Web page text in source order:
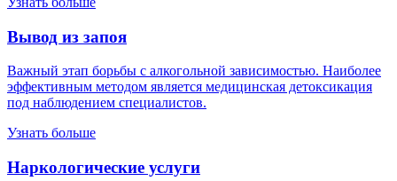
Вывод из запоя
Важный этап борьбы с алкогольной зависимостью. Наиболее
эффективным методом является медицинская детоксикация
под наблюдением специалистов.
Узнать больше
Наркологические услуги